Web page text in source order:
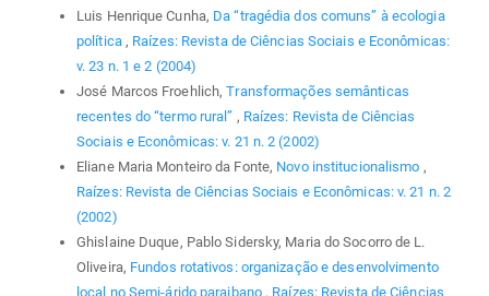
Luis Henrique Cunha, Da “tragédia dos comuns” à ecologia
política , Raízes: Revista de Ciências Sociais e Econômicas:
v. 23 n. 1 e 2 (2004)
José Marcos Froehlich,Transformações semânticas
recentes do “termo rural” , Raízes: Revista de Ciências
Sociais e Econômicas: v. 21 n. 2 (2002)
Eliane Maria Monteiro da Fonte, Novo institucionalismo ,
Raízes: Revista de Ciências Sociais e Econômicas: v. 21 n. 2
(2002)
Ghislaine Duque, Pablo Sidersky, Maria do Socorro de L.
Oliveira, Fundos rotativos: organização e desenvolvimento
local no Semi-árido paraibano , Raízes: Revista de Ciências